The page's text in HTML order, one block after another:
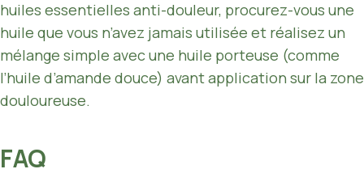
huiles essentielles anti-douleur, procurez-vous une
huile que vous n’avez jamais utilisée et réalisez un
mélange simple avec une huile porteuse (comme
l’huile d’amande douce) avant application sur la zone
douloureuse.
FAQ